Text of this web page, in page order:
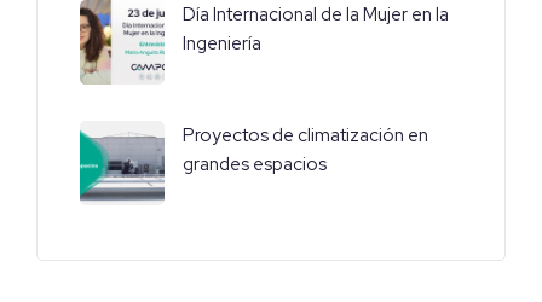
Día Internacional de la Mujer en la
Ingeniería
Proyectos de climatización en
grandes espacios